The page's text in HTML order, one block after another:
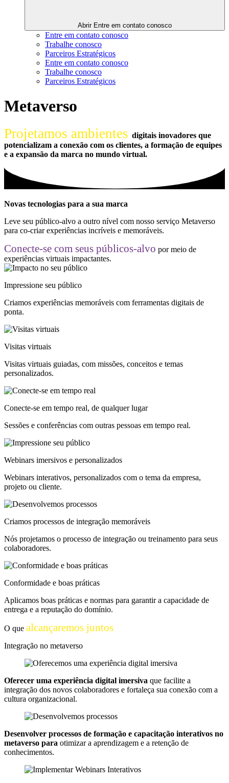
Abrir Entre em contato conosco
Entre em contato conosco
Trabalhe conosco
Parceiros Estratégicos
Entre em contato conosco
Trabalhe conosco
Parceiros Estratégicos
Metaverso
Projetamos ambientes digitais inovadores que
potencializam a conexão com os clientes, a formação de equipes
e a expansão da marca no mundo virtual.
Novas tecnologias para a sua marca
Leve seu público-alvo a outro nível com nosso serviço Metaverso
para co-criar experiências incríveis e memoráveis.
Conecte-se com seus públicos-alvo por meio de
experiências virtuais impactantes.
Impressione seu público
Criamos experiências memoráveis com ferramentas digitais de
ponta.
Visitas virtuais
Visitas virtuais guiadas, com missões, conceitos e temas
personalizados.
Conecte-se em tempo real, de qualquer lugar
Sessões e conferências com outras pessoas em tempo real.
Webinars imersivos e personalizados
Webinars interativos, personalizados com o tema da empresa,
projeto ou cliente.
Criamos processos de integração memoráveis
Nós projetamos o processo de integração ou treinamento para seus
colaboradores.
Conformidade e boas práticas
Aplicamos boas práticas e normas para garantir a capacidade de
entrega e a reputação do domínio.
O que alcançaremos juntos
Integração no metaverso
Oferecer uma experiência digital imersiva que facilite a
integração dos novos colaboradores e fortaleça sua conexão com a
cultura organizacional.
Desenvolver processos de formação e capacitação interativos no
metaverso para otimizar a aprendizagem e a retenção de
conhecimentos.